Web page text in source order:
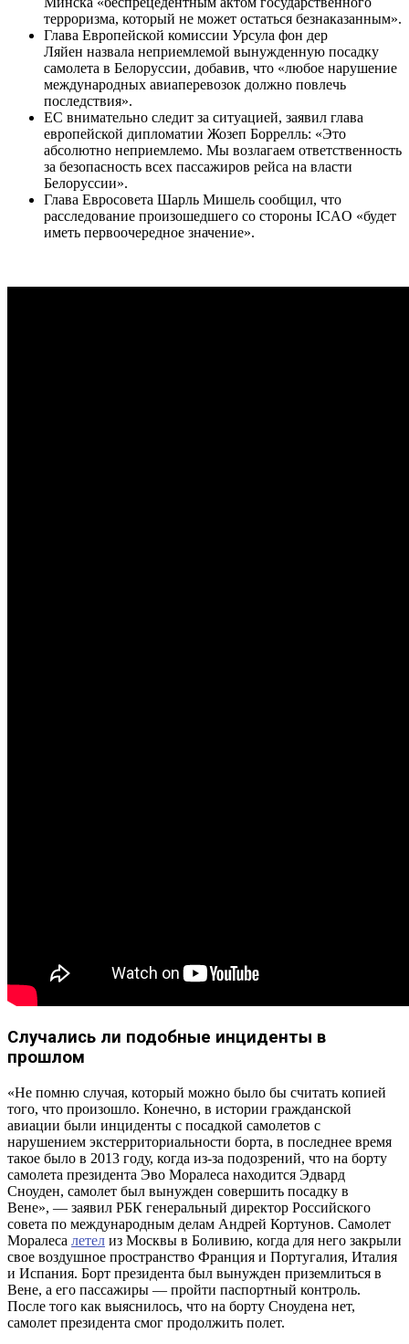
терроризма, который не может остаться безнаказанным».
Глава Европейской комиссии Урсула фон дер
Ляйен назвала неприемлемой вынужденную посадку
самолета в Белоруссии, добавив, что «любое нарушение
международных авиаперевозок должно повлечь
последствия».
ЕС внимательно следит за ситуацией, заявил глава
европейской дипломатии Жозеп Боррелль: «Это
абсолютно неприемлемо. Мы возлагаем ответственность
за безопасность всех пассажиров рейса на власти
Белоруссии».
Глава Евросовета Шарль Мишель сообщил, что
расследование произошедшего со стороны ICAO «будет
иметь первоочередное значение».
Случались ли подобные инциденты в
прошлом
«Не помню случая, который можно было бы считать копией
того, что произошло. Конечно, в истории гражданской
авиации были инциденты с посадкой самолетов с
нарушением экстерриториальности борта, в последнее время
такое было в 2013 году, когда из-за подозрений, что на борту
самолета президента Эво Моралеса находится Эдвард
Сноуден, самолет был вынужден совершить посадку в
Вене», — заявил РБК генеральный директор Российского
совета по международным делам Андрей Кортунов. Самолет
Моралеса летел из Москвы в Боливию, когда для него закрыли
свое воздушное пространство Франция и Португалия, Италия
и Испания. Борт президента был вынужден приземлиться в
Вене, а его пассажиры — пройти паспортный контроль.
После того как выяснилось, что на борту Сноудена нет,
самолет президента смог продолжить полет.